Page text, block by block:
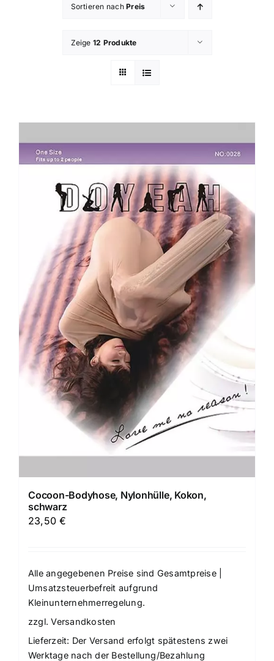
Sortieren nachPreis
Zeige 12 Produkte
Cocoon-Bodyhose, Nylonhülle, Kokon,
schwarz
23,50€
Alle angegebenen Preise sind Gesamtpreise |
Umsatzsteuerbefreit aufgrund
Kleinunternehmerregelung.
zzgl.Versandkosten
Lieferzeit: Der Versand erfolgt spätestens zwei
Werktage nach der Bestellung/Bezahlung